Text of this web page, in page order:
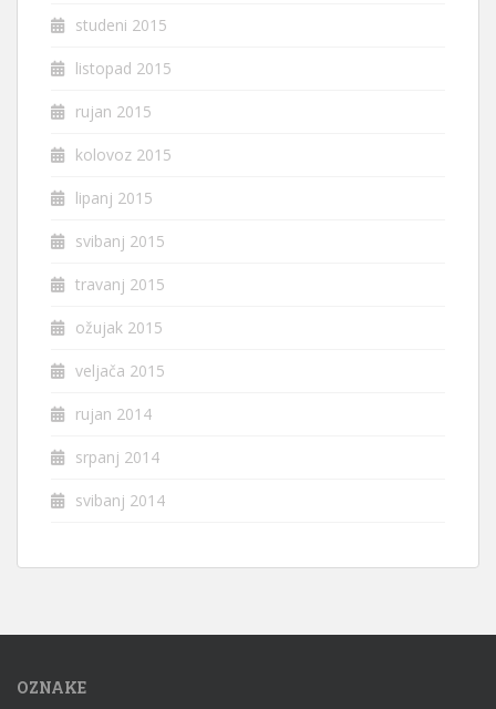
studeni 2015
listopad 2015
rujan 2015
kolovoz 2015
lipanj 2015
svibanj 2015
travanj 2015
ožujak 2015
veljača 2015
rujan 2014
srpanj 2014
svibanj 2014
OZNAKE